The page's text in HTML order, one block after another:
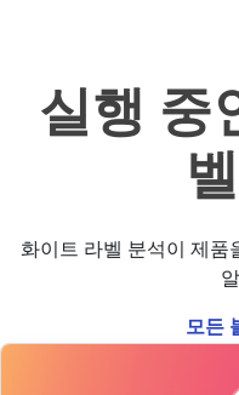
Reveal에 관한
실행 중
화이트 라벨 분석이 제품
모든